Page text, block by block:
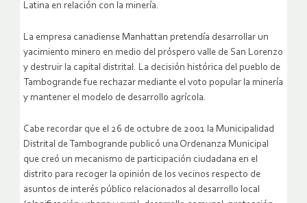
Latina en relación con la minería.
La empresa canadiense Manhattan pretendía desarrollar un
yacimiento minero en medio del próspero valle de San Lorenzo
y destruir la capital distrital. La decisión histórica del pueblo de
Tambogrande fue rechazar mediante el voto popular la minería
y mantener el modelo de desarrollo agrícola.
Cabe recordar que el 26 de octubre de 2001 la Municipalidad
Distrital de Tambogrande publicó una Ordenanza Municipal
que creó un mecanismo de participación ciudadana en el
distrito para recoger la opinión de los vecinos respecto de
asuntos de interés público relacionados al desarrollo local